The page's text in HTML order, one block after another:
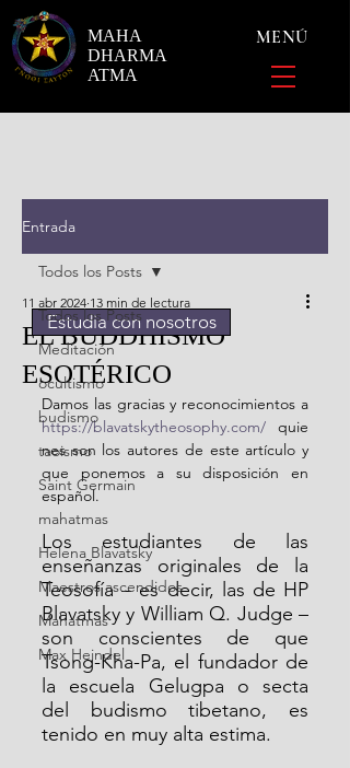
MAHA
DHARMA
ATMA
MENÚ
Entrada
Todos los Posts
Meditación
ocultismo
budismo
taoismo
Saint Germain
mahatmas
Helena Blavatsky
Maestros ascendidos
Mahatmas
Max Heindel
Todos los Posts
EL BUDDHISMO
ESOTÉRICO
11 abr 2024 13 min de lectura
https://blavatskytheosophy.com/ quie
nes son los autores de este artículo y
que ponemos a su disposición en
español.
Los estudiantes de las
enseñanzas originales de la
Teosofía – es decir, las de HP
Blavatsky y William Q. Judge –
son conscientes de que
Tsong-Kha-Pa, el fundador de
la escuela Gelugpa o secta
del budismo tibetano, es
tenido en muy alta estima.
Estudia con nosotros